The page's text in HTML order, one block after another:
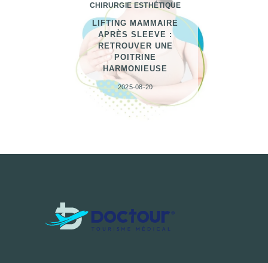
CHIRURGIE ESTHÉTIQUE
LIFTING MAMMAIRE
APRÈS SLEEVE :
RETROUVER UNE
POITRINE
HARMONIEUSE
2025-08-20